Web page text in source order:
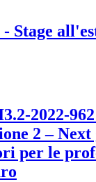
Stage
2022-
2 –
per le